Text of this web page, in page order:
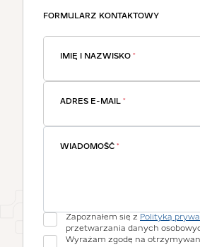
FORMULARZ KONTAKTOWY
IMIĘ I NAZWISKO *
ADRES E-MAIL *
WIADOMOŚĆ *
Zapoznałem się z Polityką
przetwarzania danych
Wyrażam zgodę na